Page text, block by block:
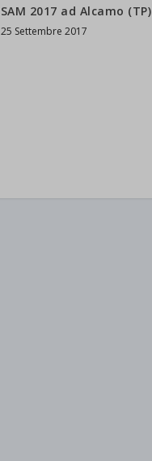
SAM 2017 ad Alcamo (TP)
25 Settembre 2017